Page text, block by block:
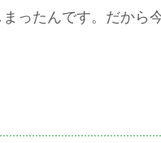
ったんです。だから